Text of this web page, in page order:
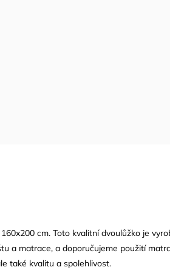
cm. Toto kvalitní dvoulůžko je
a matrace, a doporučujeme použití
také kvalitu a spolehlivost.